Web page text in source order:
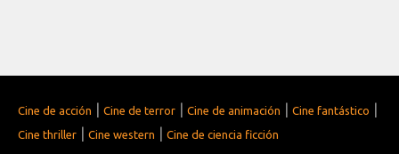
Cine de acción | Cine de terror | Cine de animación | Cine fantástico |
Cine thriller | Cine western | Cine de ciencia ficción